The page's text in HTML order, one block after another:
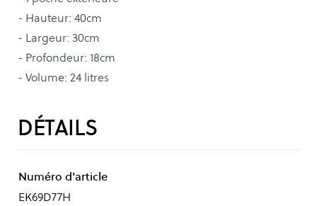
- Hauteur: 40cm
- Largeur: 30cm
- Profondeur: 18cm
- Volume: 24 litres
DÉTAILS
Numéro d'article
EK69D77H